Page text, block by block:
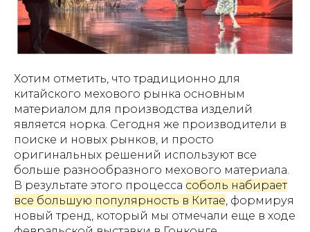
Хотим отметить, что традиционно для
китайского мехового рынка основным
материалом для производства изделий
является норка. Сегодня же производители в
поиске и новых рынков, и просто
оригинальных решений используют все
больше разнообразного мехового материала.
В результате этого процесса соболь набирает
все большую популярность в Китае , формируя
новый тренд, который мы отмечали еще в ходе